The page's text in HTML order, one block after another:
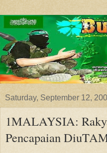
Saturday, September 12,
1MALAYSIA:
Pencapaian